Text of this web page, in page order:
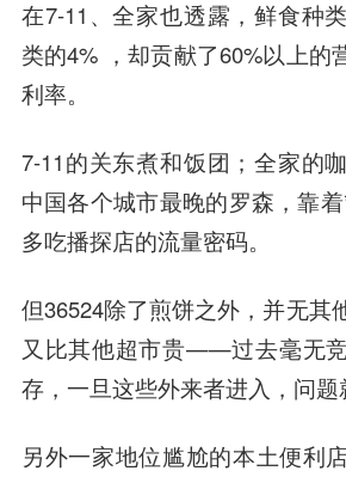
在7-11、全家也透露，鲜食种
类的4% ，却贡献了60%以上的
利率。
7-11的关东煮和饭团；全家的
中国各个城市最晚的罗森，靠
多吃播探店的流量密码。
但36524除了煎饼之外，并无其
又比其他超市贵——过去毫无
存，一旦这些外来者进入，问题
另外一家地位尴尬的本土便利